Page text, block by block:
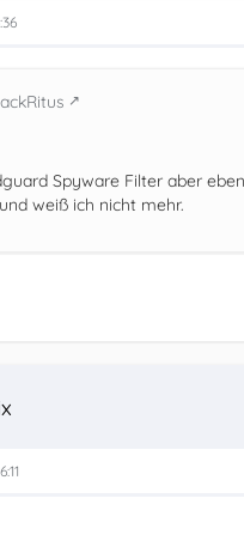
Spyware Filter aber
weiß ich nicht mehr.